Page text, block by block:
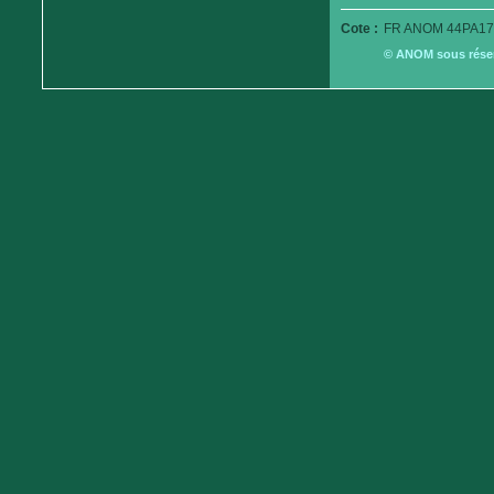
Cote : FR ANOM
© ANOM sous